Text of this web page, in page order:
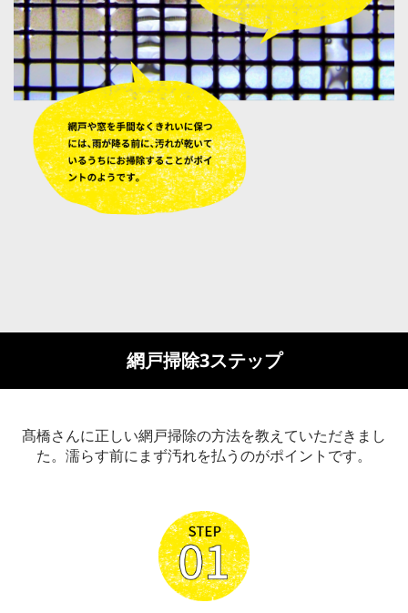
網戸掃除3ステップ
髙橋さんに正しい網戸掃除の方法を教えていただきまし
た。濡らす前にまず汚れを払うのがポイントです。